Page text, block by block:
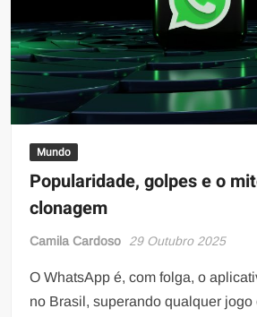
Mundo
Popularidade, golpes e o
clonagem
Camila Cardoso 29 Outubro 2025
O WhatsApp é, com folga, o
no Brasil, superando qualquer